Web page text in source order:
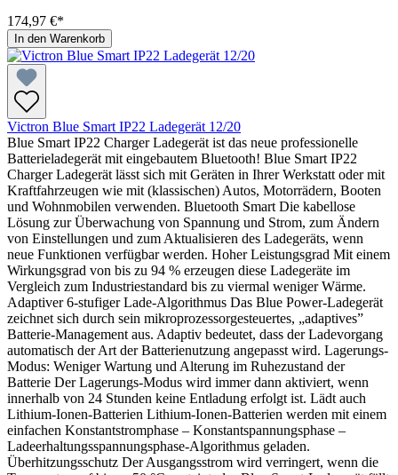
174,97 €*
In den Warenkorb
Victron Blue Smart IP22 Ladegerät 12/20
Blue Smart IP22 Charger Ladegerät ist das neue professionelle
Batterieladegerät mit eingebautem Bluetooth! Blue Smart IP22
Charger Ladegerät lässt sich mit Geräten in Ihrer Werkstatt oder mit
Kraftfahrzeugen wie mit (klassischen) Autos, Motorrädern, Booten
und Wohnmobilen verwenden. Bluetooth Smart Die kabellose
Lösung zur Überwachung von Spannung und Strom, zum Ändern
von Einstellungen und zum Aktualisieren des Ladegeräts, wenn
neue Funktionen verfügbar werden. Hoher Leistungsgrad Mit einem
Wirkungsgrad von bis zu 94 % erzeugen diese Ladegeräte im
Vergleich zum Industriestandard bis zu viermal weniger Wärme.
Adaptiver 6-stufiger Lade-Algorithmus Das Blue Power-Ladegerät
zeichnet sich durch sein mikroprozessorgesteuertes, „adaptives”
Batterie-Management aus. Adaptiv bedeutet, dass der Ladevorgang
automatisch der Art der Batterienutzung angepasst wird. Lagerungs-
Modus: Weniger Wartung und Alterung im Ruhezustand der
Batterie Der Lagerungs-Modus wird immer dann aktiviert, wenn
innerhalb von 24 Stunden keine Entladung erfolgt ist. Lädt auch
Lithium-Ionen-Batterien Lithium-Ionen-Batterien werden mit einem
einfachen Konstantstromphase – Konstantspannungsphase –
Ladeerhaltungsspannungsphase-Algorithmus geladen.
Überhitzungsschutz Der Ausgangsstrom wird verringert, wenn die